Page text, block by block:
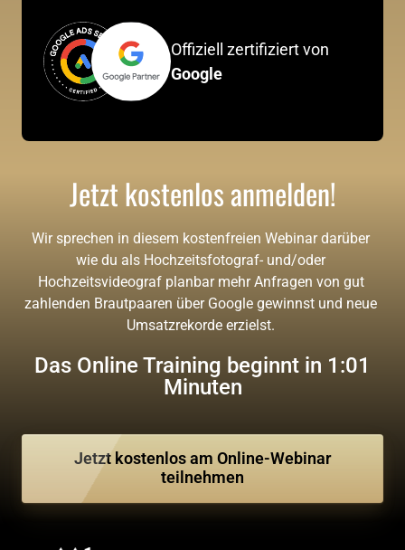
Google
Jetzt kostenlos anmelden!
Wir sprechen in diesem kostenfreien Webinar darüber
wie du als Hochzeitsfotograf- und/oder
Hochzeitsvideograf planbar mehr Anfragen von gut
zahlenden Brautpaaren über Google gewinnst und neue
Umsatzrekorde erzielst.
Das Online Training beginnt in 0:60
Minuten
Jetzt kostenlos am Online-Webinar
teilnehmen